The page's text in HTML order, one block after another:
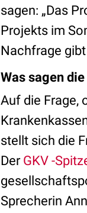
sagen: „Das
Projekts im
Nachfrage
Was sagen
Auf die Frage,
stellt sich die
Der GKV -
Sprecherin